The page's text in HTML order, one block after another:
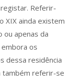
Referir-
XIX ainda existem
apenas da
os
dessa residência
também referir-se